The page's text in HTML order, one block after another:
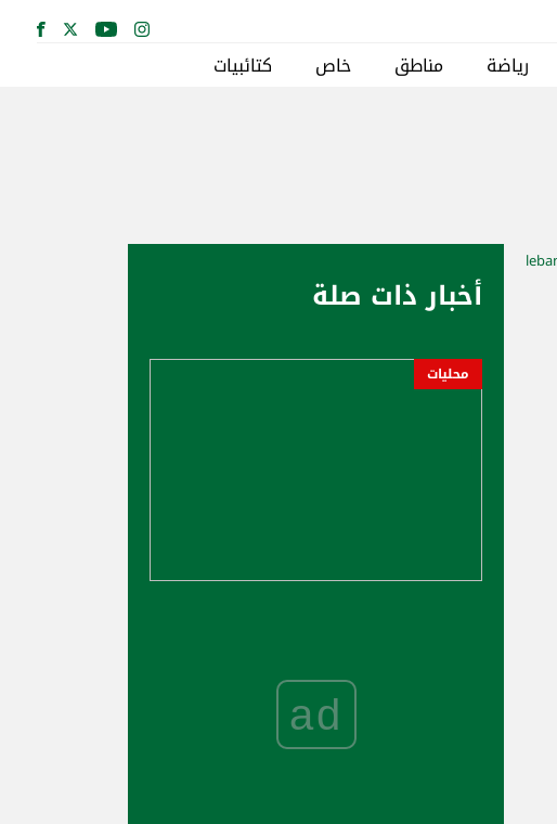
رياضة مناطق خاص كتائبيات
أخبار ذات صلة
محليات
ad